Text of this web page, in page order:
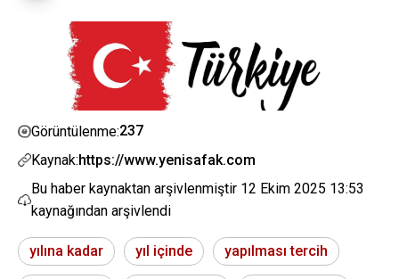
Görüntülenme:237
Kaynak:https://www.yenisafak.com
Bu haber kaynaktan arşivlenmiştir 12 Ekim 2025 13:53
kaynağından arşivlendi
yılına kadar yıl içinde yapılması tercih